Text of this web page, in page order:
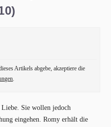
Artikels abgebe, akzeptiere die
.
Sie wollen jedoch
eingehen. Romy erhält die